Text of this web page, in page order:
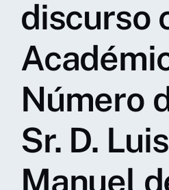
discurso
Número
Sr. D. Luis
Manuel